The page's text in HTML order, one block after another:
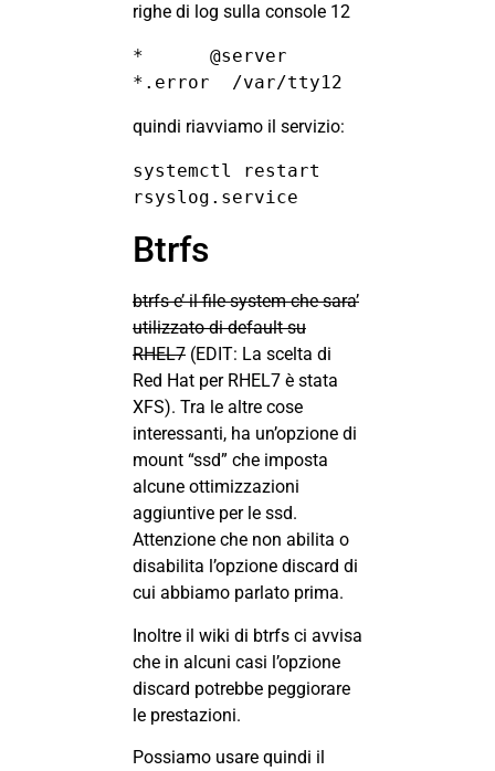
righe di log sulla console 12
*      @server
*.error  /var/tty12
quindi riavviamo il servizio:
systemctl restart
rsyslog.service
Btrfs
btrfs e’ il file system che sara’
utilizzato di default su
RHEL7 (EDIT: La scelta di
Red Hat per RHEL7 è stata
XFS). Tra le altre cose
interessanti, ha un’opzione di
mount “ssd” che imposta
alcune ottimizzazioni
aggiuntive per le ssd.
Attenzione che non abilita o
disabilita l’opzione discard di
cui abbiamo parlato prima.
Inoltre il wiki di btrfs ci avvisa
che in alcuni casi l’opzione
discard potrebbe peggiorare
le prestazioni.
Possiamo usare quindi il